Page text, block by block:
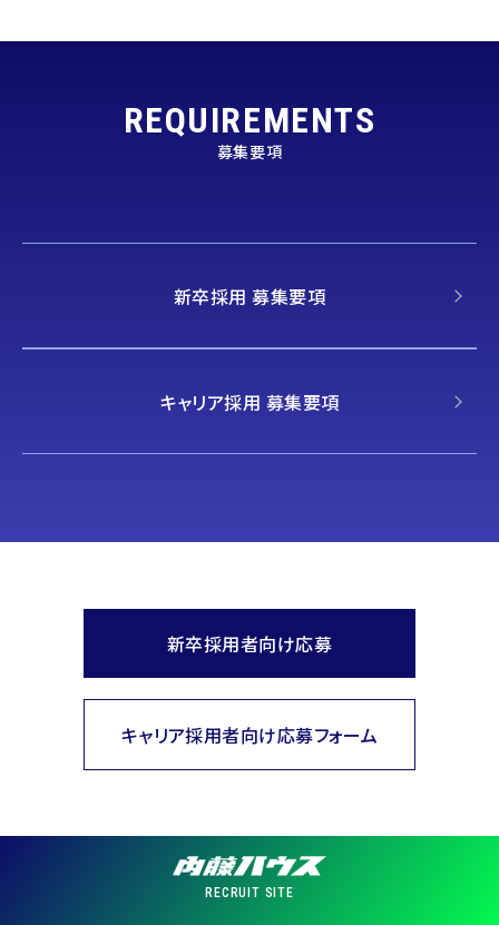
REQUIREMENTS
募集要項
新卒採用 募集要項
キャリア採用 募集要項
新卒採用者向け応募
キャリア採用者向け応募フォーム
RECRUIT SITE